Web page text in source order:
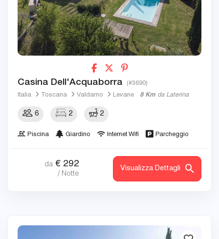
Casina Dell'Acquaborra (#3690)
Italia Toscana Valdarno Levane 8 Km da Laterina
6 2 2
Piscina Giardino Internet Wifi Parcheggio
da € 292
/ Notte
Visualizza Dettagli